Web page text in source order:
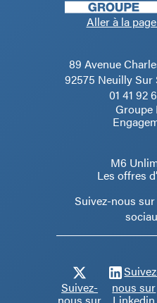
Aller à la
89 Avenue
92575 Neuilly Sur
01 41 92
Groupe
M6
Les offres
Suivez-nous
Suivez-
nous sur